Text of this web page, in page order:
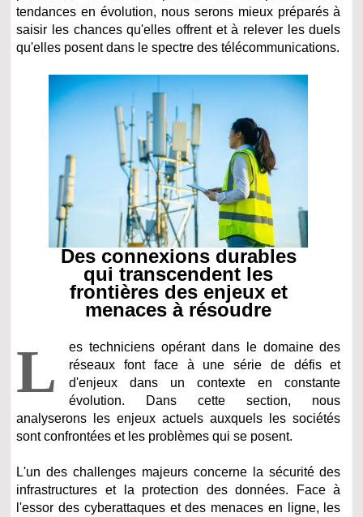
tendances en évolution, nous serons mieux préparés à
saisir les chances qu'elles offrent et à relever les duels
qu'elles posent dans le spectre des télécommunications.
Des connexions durables
qui transcendent les
frontières des enjeux et
menaces à résoudre
L
es techniciens opérant dans le domaine des
réseaux font face à une série de défis et
d'enjeux dans un contexte en constante
évolution. Dans cette section, nous
analyserons les enjeux actuels auxquels les sociétés
sont confrontées et les problèmes qui se posent.
L'un des challenges majeurs concerne la sécurité des
infrastructures et la protection des données. Face à
l'essor des cyberattaques et des menaces en ligne, les